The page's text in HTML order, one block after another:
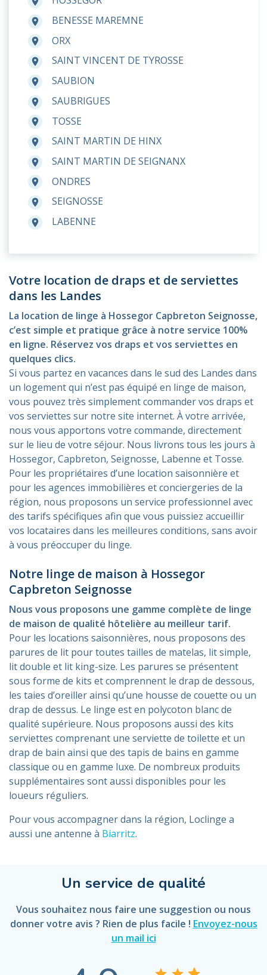
room BENESSE MAREMNE
room ORX
room SAINT VINCENT DE TYROSSE
room SAUBION
room SAUBRIGUES
room TOSSE
room SAINT MARTIN DE HINX
room SAINT MARTIN DE SEIGNANX
room ONDRES
room SEIGNOSSE
room LABENNE
Votre location de draps et de serviettes
dans les Landes
La location de linge à Hossegor Capbreton Seignosse,
c’est simple et pratique grâce à notre service 100%
en ligne. Réservez vos draps et vos serviettes en
quelques clics.
Si vous partez en vacances dans le sud des Landes dans
un logement qui n’est pas équipé en linge de maison,
vous pouvez très simplement commander vos draps et
vos serviettes sur notre site internet. À votre arrivée,
nous vous apportons votre commande, directement
sur le lieu de votre séjour. Nous livrons tous les jours à
Hossegor, Capbreton, Seignosse, Labenne et Tosse.
Pour les propriétaires d’une location saisonnière et
pour les agences immobilières et conciergeries de la
région, nous proposons un service professionnel avec
des tarifs spécifiques afin que vous puissiez accueillir
vos locataires dans les meilleures conditions, sans avoir
à vous préoccuper du linge.
Notre linge de maison à Hossegor
Capbreton Seignosse
Nous vous proposons une gamme complète de linge
de maison de qualité hôtelière au meilleur tarif.
Pour les locations saisonnières, nous proposons des
parures de lit pour toutes tailles de matelas, lit simple,
lit double et lit king-size. Les parures se présentent
sous forme de kits et comprennent le drap de dessous,
les taies d’oreiller ainsi qu’une housse de couette ou un
drap de dessus. Le linge est en polycoton blanc de
qualité supérieure. Nous proposons aussi des kits
serviettes comprenant une serviette de toilette et un
drap de bain ainsi que des tapis de bains en gamme
classique ou en gamme luxe. De nombreux produits
supplémentaires sont aussi disponibles pour les
loueurs réguliers.
Pour vous accompagner dans la région, Loclinge a
aussi une antenne à Biarritz.
Un service de qualité
Vous souhaitez nous faire une suggestion ou nous
donner votre avis ? Rien de plus facile ! Envoyez-nous
un mail ici